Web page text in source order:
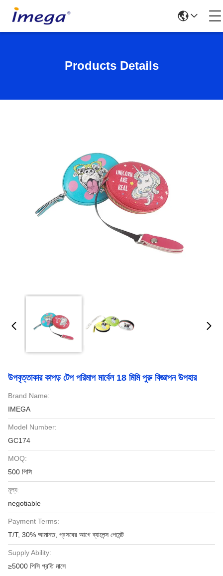
Products Details
উপবৃত্তাকার কাপড় টেপ পরিমাপ মার্বেল 18 মিমি পুরু বিজ্ঞাপন উপহার
Brand Name:
IMEGA
Model Number:
GC174
MOQ:
500 পিসি
মূল্য:
negotiable
Payment Terms:
T/T, 30% আমানত, প্রসবের আগে ব্যালেন্স পেমেন্ট
Supply Ability:
≥5000 পিসি প্রতি মাসে